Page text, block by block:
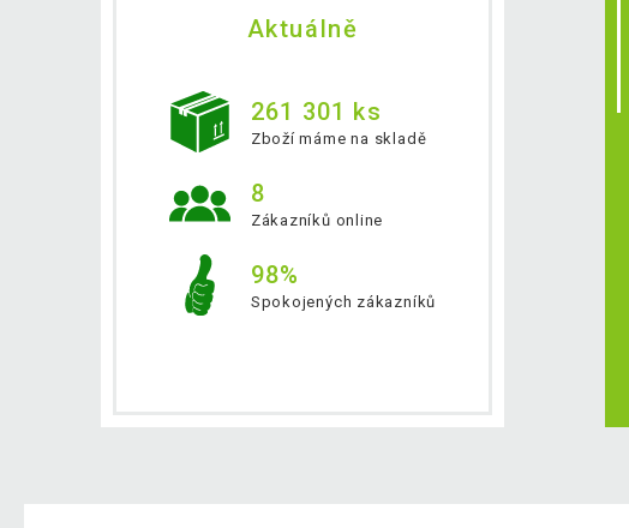
Aktuálně
261 301 ks
Zboží máme na skladě
8
Zákazníků online
98%
Spokojených zákazníků